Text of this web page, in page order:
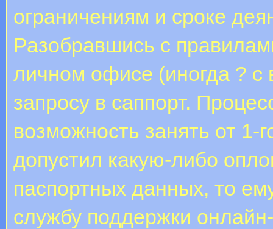
ограничениям и сроке
Разобравшись с
личном офисе (иногда ?
запросу в саппорт.
возможность занять от 1-
допустил какую-либо
паспортных данных, то
службу поддержки